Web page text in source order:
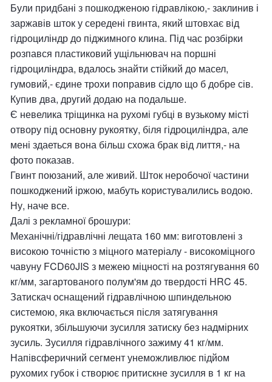
Були придбані з пошкодженою гідравлікою,- заклинив і
заржавів шток у середені гвинта, який штовхає від
гідроциліндр до піджимного клина. Під час розбірки
розпався пластиковий ущільнювач на поршні
гідроциліндра, вдалось знайти стійкий до масел,
гумовий,- єдине трохи поправив сідло що б добре сів.
Купив два, другий додаю на подальше.
Є невелика тріщинка на рухомі губці в вузькому місті
отвору під основну рукоятку, біля гідроциліндра, але
мені здаеться вона більш схожа брак від лиття,- на
фото показав.
Гвинт поюзаний, але живий. Шток неробочої частини
пошкоджений іржою, мабуть користувалились водою.
Ну, наче все.
Далі з рекламної брошури:
Механічні/гідравлічні лещата 160 мм: виготовлені з
високою точністю з міцного матеріалу - високоміцного
чавуну FCD60JIS з межею міцності на розтягування 60
кг/мм, загартованого полум'ям до твердості HRC 45.
Затискач оснащений гідравлічною шпиндельною
системою, яка включається після затягування
рукоятки, збільшуючи зусилля затиску без надмірних
зусиль. Зусилля гідравлічного зажиму 41 кг/мм.
Напівсферичний сегмент унеможливлює підйом
рухомих губок і створює притискне зусилля в 1 кг на